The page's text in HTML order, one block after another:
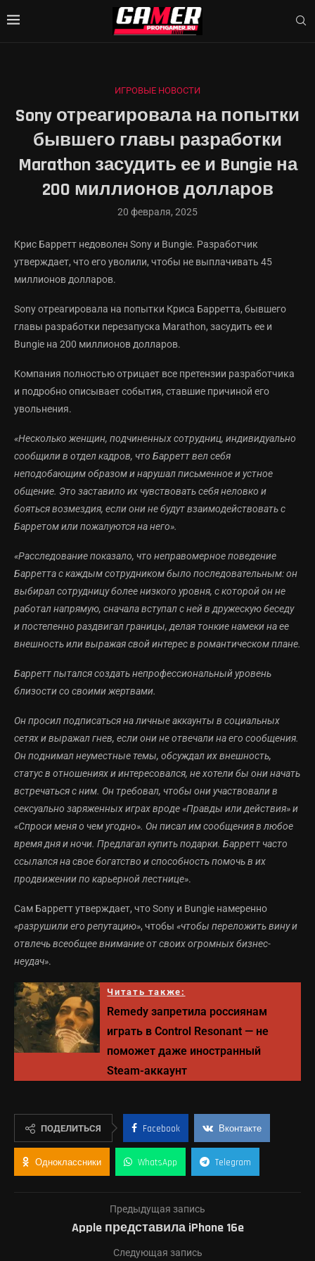
ИГРОВЫЕ НОВОСТИ
Sony отреагировала на попытки
бывшего главы разработки
Marathon засудить ее и Bungie на
200 миллионов долларов
20 февраля, 2025
Крис Барретт недоволен Sony и Bungie. Разработчик
утверждает, что его уволили, чтобы не выплачивать 45
миллионов долларов.
Sony отреагировала на попытки Криса Барретта, бывшего
главы разработки перезапуска Marathon, засудить ее и
Bungie на 200 миллионов долларов.
Компания полностью отрицает все претензии разработчика
и подробно описывает события, ставшие причиной его
увольнения.
«Несколько женщин, подчиненных сотрудниц, индивидуально
сообщили в отдел кадров, что Барретт вел себя
неподобающим образом и нарушал письменное и устное
общение. Это заставило их чувствовать себя неловко и
бояться возмездия, если они не будут взаимодействовать с
Барретом или пожалуются на него».
«Расследование показало, что неправомерное поведение
Барретта с каждым сотрудником было последовательным: он
выбирал сотрудницу более низкого уровня, с которой он не
работал напрямую, сначала вступал с ней в дружескую беседу
и постепенно раздвигал границы, делая тонкие намеки на ее
внешность или выражая свой интерес в романтическом плане.
Барретт пытался создать непрофессиональный уровень
близости со своими жертвами.
Он просил подписаться на личные аккаунты в социальных
сетях и выражал гнев, если они не отвечали на его сообщения.
Он поднимал неуместные темы, обсуждал их внешность,
статус в отношениях и интересовался, не хотели бы они начать
встречаться с ним. Он требовал, чтобы они участвовали в
сексуально заряженных играх вроде «Правды или действия» и
«Спроси меня о чем угодно». Он писал им сообщения в любое
время дня и ночи. Предлагал купить подарки. Барретт часто
ссылался на свое богатство и способность помочь в их
продвижении по карьерной лестнице».
Сам Барретт утверждает, что Sony и Bungie намеренно
«разрушили его репутацию», чтобы «чтобы переложить вину и
отвлечь всеобщее внимание от своих огромных бизнес-
неудач».
Читать также:
Remedy запретила россиянам
играть в Control Resonant — не
поможет даже иностранный
Steam-аккаунт
ПОДЕЛИТЬСЯ Facebook Вконтакте
Одноклассники WhatsApp Telegram
Предыдущая запись
Apple представила iPhone 16e
Следующая запись